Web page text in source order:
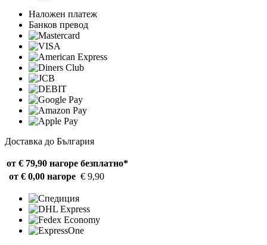
Наложен платеж
Банков превод
Доставка до България
от € 79,90 нагоре безплатно*
от € 0,00 нагоре € 9,90